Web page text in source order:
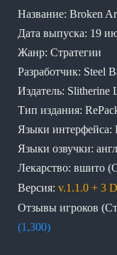
Название: Broken
Дата выпуска: 19
Жанр: Стратегии
Разработчик: Steel
Издатель: Slitherine
Тип издания:
Языки интерфейса:
Языки озвучки:
Лекарство: вшито
Версия: v.1.1.0 + 3
Отзывы игроков
(1,300)